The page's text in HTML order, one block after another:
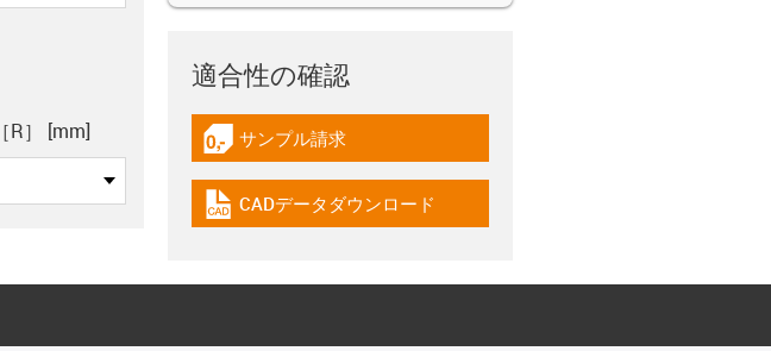
適合性の確認
igus-icon-gratismuster
サンプル請求
igus-icon-cad-dateien
CADデータダウンロード
R］ [mm]